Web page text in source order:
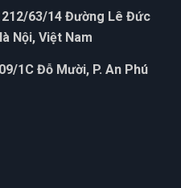
63/14 Đường Lê Đức
Nội, Việt Nam
1C Đỗ Mười, P. An Phú